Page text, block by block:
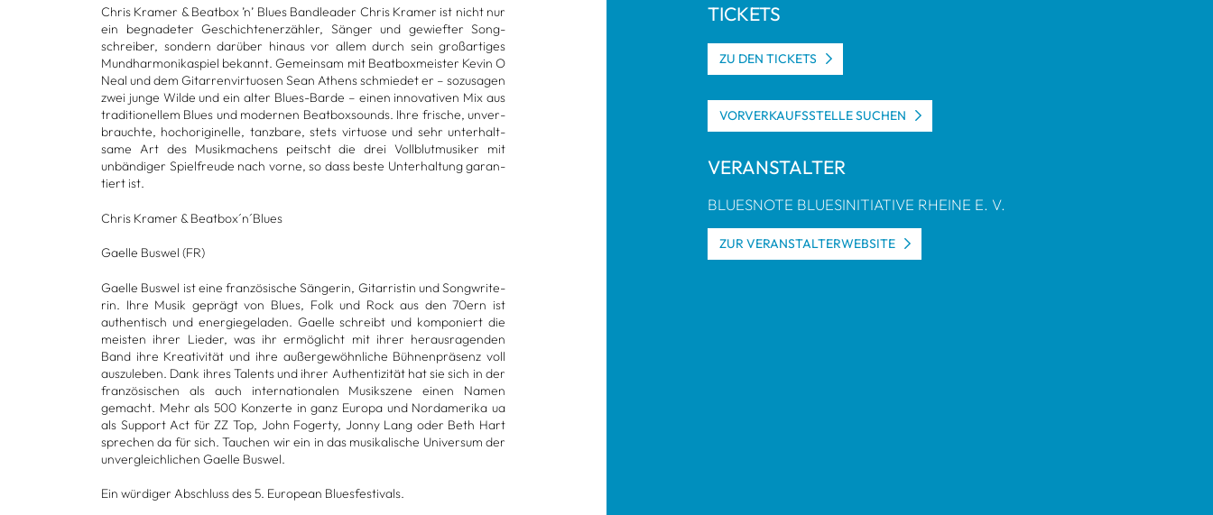
Chris Kra­mer & Beat­box ’n’ Blues Band­lea­der Chris Kra­mer ist nicht nur
ein begna­de­ter Geschich­ten­er­zäh­ler, Sän­ger und gewief­ter Song­
schrei­ber, son­dern dar­über hin­aus vor allem durch sein groß­ar­ti­ges
Mund­har­mo­ni­ka­spiel bekannt. Gemein­sam mit Beat­box­meis­ter Kevin O
Neal und dem Gitar­ren­vir­tuo­sen Sean Athens schmie­det er – sozu­sa­gen
zwei junge Wilde und ein alter Blues-Barde – einen inno­va­ti­ven Mix aus
tra­di­tio­nel­lem Blues und moder­nen Beat­box­sounds. Ihre fri­sche, unver­
brauchte, hoch­ori­gi­nelle, tanz­bare, stets vir­tuose und sehr unter­halt­
same Art des Musik­ma­chens peitscht die drei Voll­blut­mu­si­ker mit
unbän­di­ger Spiel­freude nach vorne, so dass beste Unter­hal­tung garan­
tiert ist.
Chris Kra­mer & Beat­box´n´Blues
Gaelle Bus­wel (FR)
Gaelle Bus­wel ist eine fran­zö­si­sche Sän­ge­rin, Gitar­ris­tin und Song­wri­te­
rin. Ihre Musik geprägt von Blues, Folk und Rock aus den 70ern ist
authen­tisch und ener­gie­ge­la­den. Gaelle schreibt und kom­po­niert die
meis­ten ihrer Lie­der, was ihr ermög­licht mit ihrer her­aus­ra­gen­den
Band ihre Krea­ti­vi­tät und ihre außer­ge­wöhn­li­che Büh­nen­prä­senz voll
aus­zu­le­ben. Dank ihres Talents und ihrer Authen­ti­zi­tät hat sie sich in der
fran­zö­si­schen als auch inter­na­tio­na­len Musik­szene einen Namen
gemacht. Mehr als 500 Kon­zerte in ganz Europa und Nord­ame­rika ua
als Sup­port Act für ZZ Top, John Fogerty, Jonny Lang oder Beth Hart
spre­chen da für sich. Tau­chen wir ein in das musi­ka­li­sche Uni­ver­sum der
unver­gleich­li­chen Gaelle Bus­wel.
Ein wür­di­ger Abschluss des 5. European Blues­fes­ti­vals.
TICKETS
ZU DEN TICKETS
VOR­VER­KAUFS­STELLE SUCHEN
VER­AN­STAL­TER
BLUES­NOTE BLUES­IN­ITIA­TIVE RHEINE E. V.
ZUR VER­AN­STAL­TER­WEB­SITE